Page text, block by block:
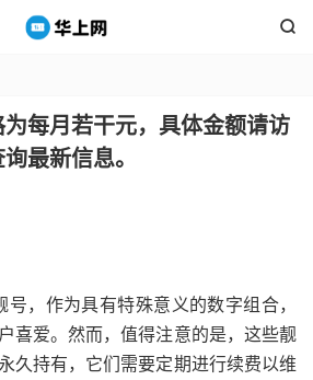

每月若干元，具体金额请访
最新信息。
，作为具有特殊意义的数字组合，
喜爱。然而，值得注意的是，这些靓
久持有，它们需要定期进行续费以维